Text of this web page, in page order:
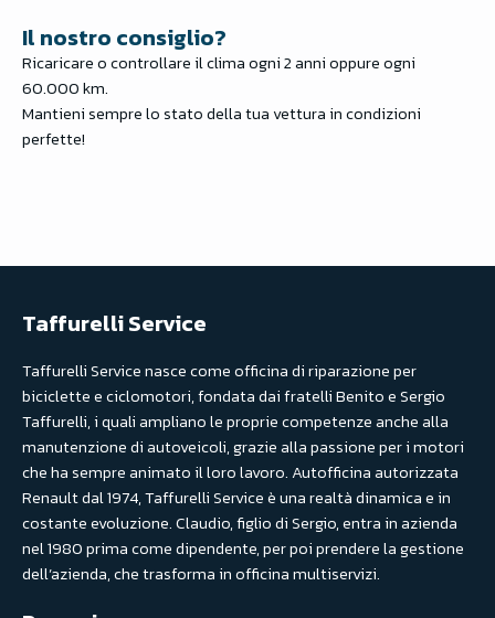
Il nostro consiglio?
Ricaricare o controllare il clima ogni 2 anni oppure ogni
60.000 km.
Mantieni sempre lo stato della tua vettura in condizioni
perfette!
Taffurelli Service
Taffurelli Service nasce come officina di riparazione per
biciclette e ciclomotori, fondata dai fratelli Benito e Sergio
Taffurelli, i quali ampliano le proprie competenze anche alla
manutenzione di autoveicoli, grazie alla passione per i motori
che ha sempre animato il loro lavoro. Autofficina autorizzata
Renault dal 1974, Taffurelli Service è una realtà dinamica e in
costante evoluzione. Claudio, figlio di Sergio, entra in azienda
nel 1980 prima come dipendente, per poi prendere la gestione
dell’azienda, che trasforma in officina multiservizi.